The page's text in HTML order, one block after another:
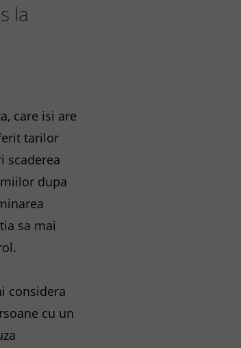
la
care isi are
tarilor
scaderea
dupa
sa mai
considera
cu un